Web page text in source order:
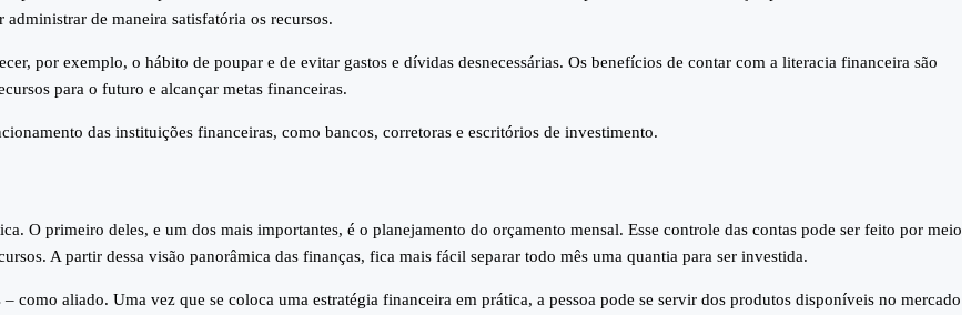
de maneira satisfatória os recursos.
por exemplo, o hábito de poupar e de evitar gastos e dívidas desnecessárias. Os benefícios de contar com a literacia financeira são
para o futuro e alcançar metas financeiras.
das instituições financeiras, como bancos, corretoras e escritórios de investimento.
O primeiro deles, e um dos mais importantes, é o planejamento do orçamento mensal. Esse controle das contas pode ser feito por meio
A partir dessa visão panorâmica das finanças, fica mais fácil separar todo mês uma quantia para ser investida.
como aliado. Uma vez que se coloca uma estratégia financeira em prática, a pessoa pode se servir dos produtos disponíveis no mercado